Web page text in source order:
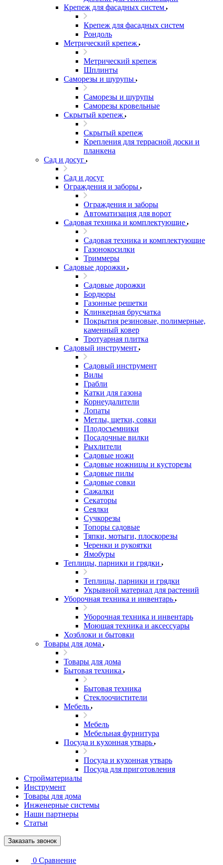
Крепеж для фасадных систем
Крепеж для фасадных систем
Рондоль
Метрический крепеж
Метрический крепеж
Шплинты
Саморезы и шурупы
Саморезы и шурупы
Саморезы кровельные
Скрытый крепеж
Скрытый крепеж
Крепления для террасной доски и
планкена
Сад и досуг
Сад и досуг
Ограждения и заборы
Ограждения и заборы
Автоматизация для ворот
Садовая техника и комплектующие
Садовая техника и комплектующие
Газонокосилки
Триммеры
Садовые дорожки
Садовые дорожки
Бордюры
Газонные решетки
Клинкерная брусчатка
Покрытия резиновые, полимерные,
каменный ковер
Тротуарная плитка
Садовый инструмент
Садовый инструмент
Вилы
Грабли
Катки для газона
Корнеудалители
Лопаты
Метлы, щетки, совки
Плодосъемники
Посадочные вилки
Рыхлители
Садовые ножи
Садовые ножницы и кусторезы
Садовые пилы
Садовые совки
Сажалки
Секаторы
Сеялки
Сучкорезы
Топоры садовые
Тяпки, мотыги, плоскорезы
Черенки и рукоятки
Ямобуры
Теплицы, парники и грядки
Теплицы, парники и грядки
Укрывной материал для растений
Уборочная техника и инвентарь
Уборочная техника и инвентарь
Моющая техника и аксессуары
Хозблоки и бытовки
Товары для дома
Товары для дома
Бытовая техника
Бытовая техника
Стеклоочистители
Мебель
Мебель
Мебельная фурнитура
Посуда и кухонная утварь
Посуда и кухонная утварь
Посуда для приготовления
Стройматериалы
Инструмент
Товары для дома
Инженерные системы
Наши партнеры
Статьи
Заказать звонок
0 Сравнение